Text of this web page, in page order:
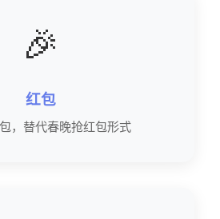
🎉
红包
，替代春晚抢红包形式